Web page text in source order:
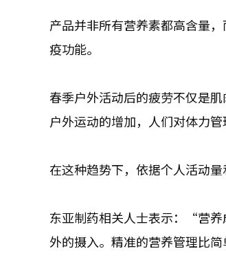
产品并非所有营养素都高含量
疫功能。
春季户外活动后的疲劳不仅是
户外运动的增加，人们对体力
在这种趋势下，依据个人活动
东亚制药相关人士表示：“营
外的摄入。精准的营养管理比